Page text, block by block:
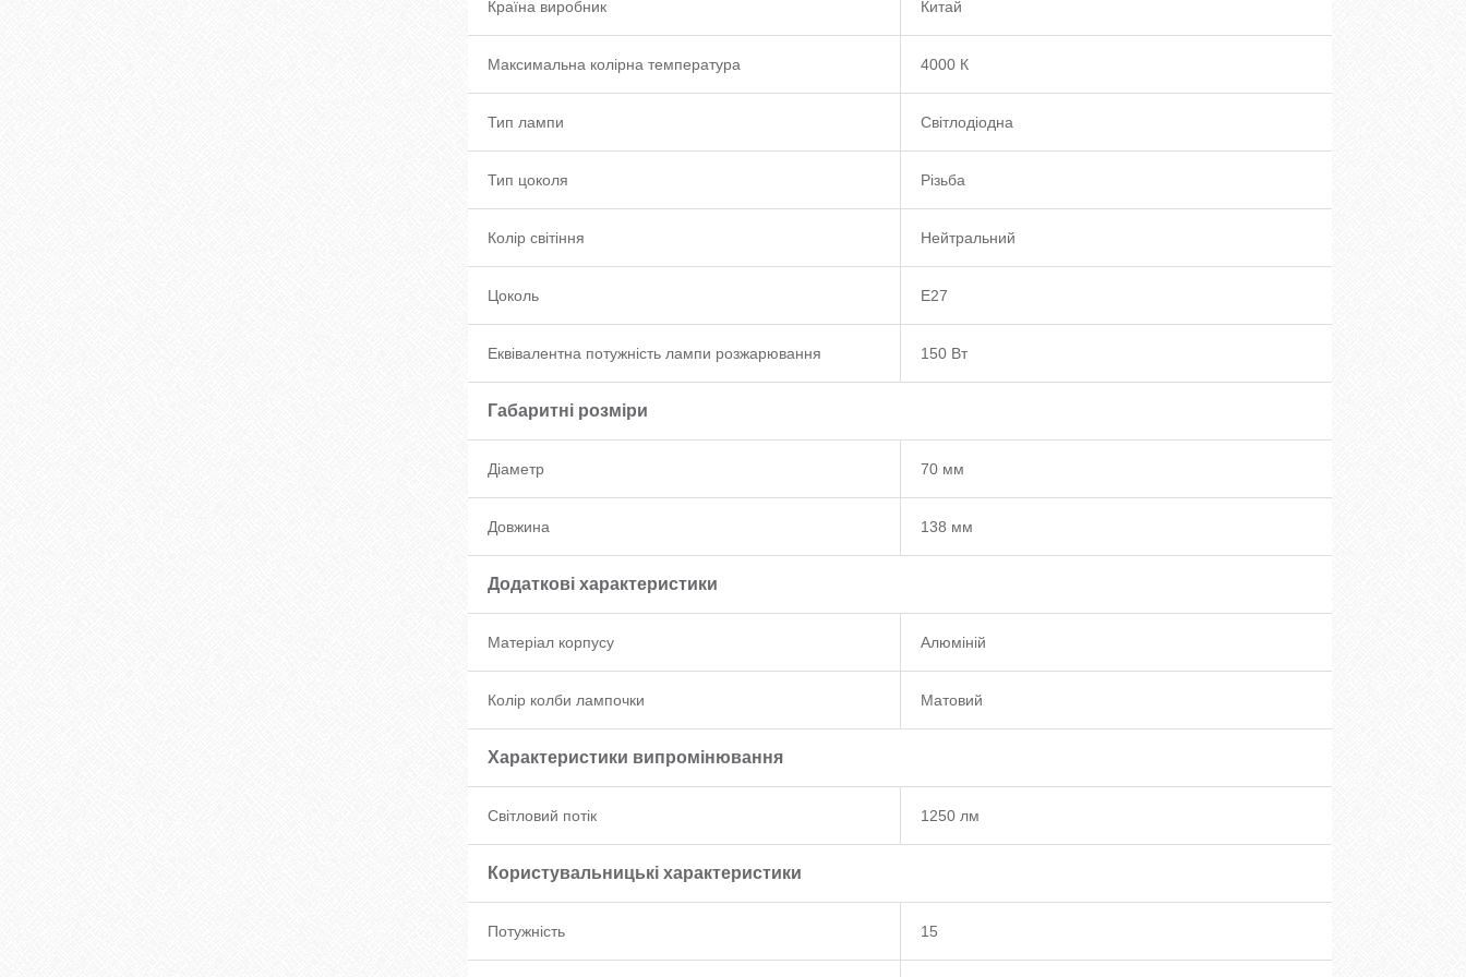
Країна виробник Китай
Максимальна колірна температура 4000 К
Тип лампи Світлодіодна
Тип цоколя Різьба
Колір світіння Нейтральний
Цоколь E27
Еквівалентна потужність лампи розжарювання 150 Вт
Габаритні розміри
Діаметр 70 мм
Довжина 138 мм
Додаткові характеристики
Матеріал корпусу Алюміній
Колір колби лампочки Матовий
Характеристики випромінювання
Світловий потік 1250 лм
Користувальницькі характеристики
Потужність 15